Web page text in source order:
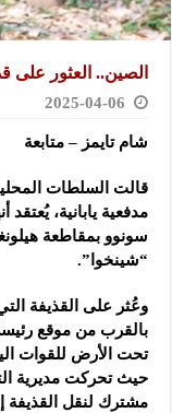
الصين.. العثور على
2025-04-06
شام تايمز – متابعة
قالت السلطات
مدفعية يابانية،
سونوو بمقاطعة
“شينخوا”.
بالقرب من موقع
تحت الأرض للقوات
حيث تحركت مديرية
مشترك لنقل القذيفة